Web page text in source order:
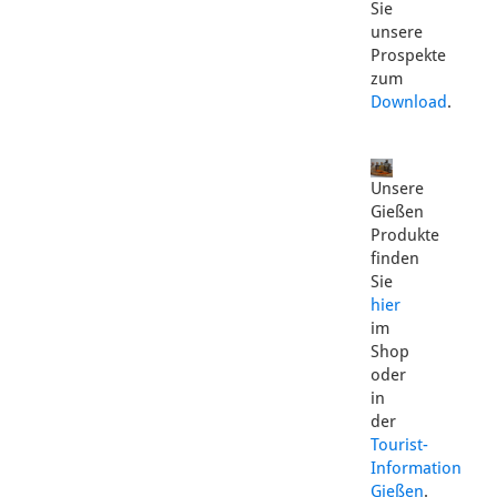
Sie
unsere
Prospekte
zum
Download.
Unsere
Gießen
Produkte
finden
Sie
hier
im
Shop
oder
in
der
Tourist-
Information
Gießen.